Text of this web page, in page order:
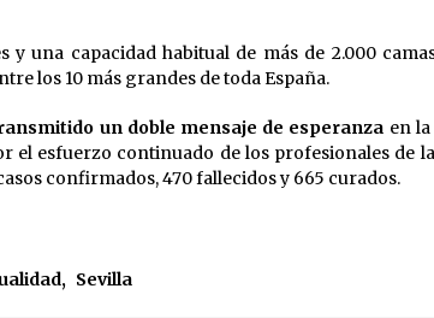
y una capacidad habitual de más de 2.000
los 10 más grandes de toda España.
un doble mensaje de esperanza en
el esfuerzo continuado de los profesionales de
confirmados, 470 fallecidos y 665 curados.
, Sevilla